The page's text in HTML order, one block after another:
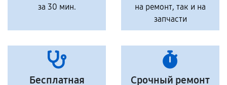
за 30 мин.
на ремонт, так и на
запчасти
Бесплатная
Срочный ремонт